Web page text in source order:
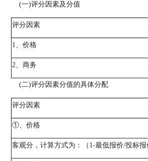
(一)评分因素及分值
评分因素
1、价格
2、商务
(二)评分因素分值的具体分配
评分因素
①、价格
客观分，计算方式为：（ 1-最低报价/投标报